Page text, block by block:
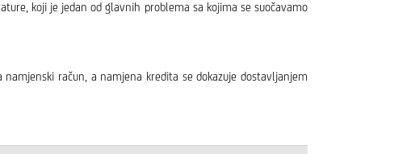
koji je jedan od glavnih problema sa kojima se suočavamo
račun, a namjena kredita se dokazuje dostavljanjem